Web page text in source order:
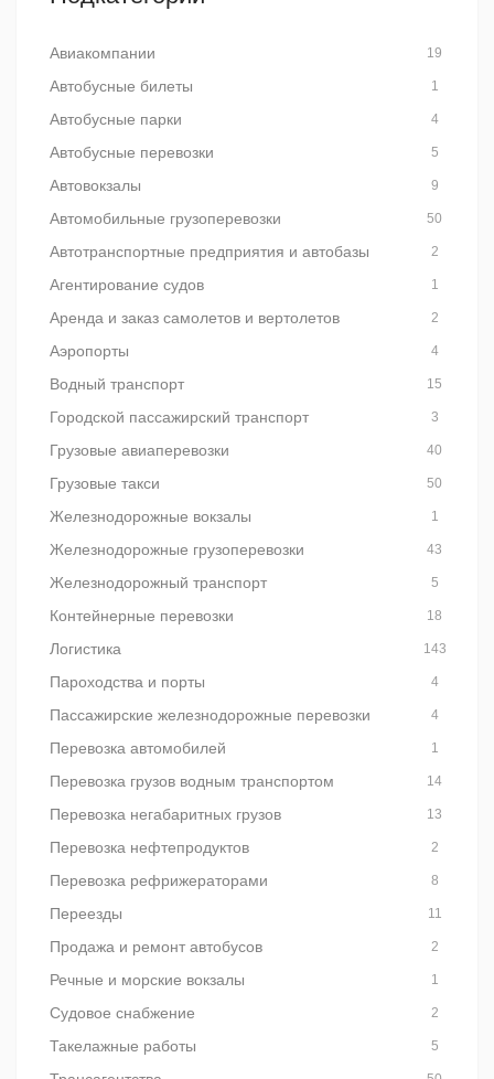
Авиакомпании 19
Автобусные билеты 1
Автобусные парки 4
Автобусные перевозки 5
Автовокзалы 9
Автомобильные грузоперевозки 50
Автотранспортные предприятия и автобазы 2
Агентирование судов 1
Аренда и заказ самолетов и вертолетов 2
Аэропорты 4
Водный транспорт 15
Городской пассажирский транспорт 3
Грузовые авиаперевозки 40
Грузовые такси 50
Железнодорожные вокзалы 1
Железнодорожные грузоперевозки 43
Железнодорожный транспорт 5
Контейнерные перевозки 18
Логистика 143
Пароходства и порты 4
Пассажирские железнодорожные перевозки 4
Перевозка автомобилей 1
Перевозка грузов водным транспортом 14
Перевозка негабаритных грузов 13
Перевозка нефтепродуктов 2
Перевозка рефрижераторами 8
Переезды 11
Продажа и ремонт автобусов 2
Речные и морские вокзалы 1
Судовое снабжение 2
Такелажные работы 5